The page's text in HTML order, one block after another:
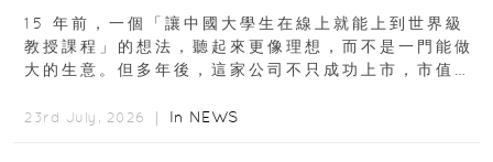
15 年前，一個「讓中國大學生在線上就能上到世界級
教授課程」的想法，聽起來更像理想，而不是一門能做
大的生意。但多年後，這家公司不只成功上市，市值更
23rd July, 2026 ｜ In NEWS